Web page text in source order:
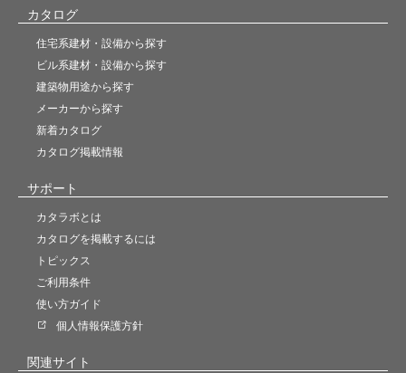
カタログ
住宅系建材・設備から探す
ビル系建材・設備から探す
建築物用途から探す
メーカーから探す
新着カタログ
カタログ掲載情報
サポート
カタラボとは
カタログを掲載するには
トピックス
ご利用条件
使い方ガイド
個人情報保護方針
関連サイト